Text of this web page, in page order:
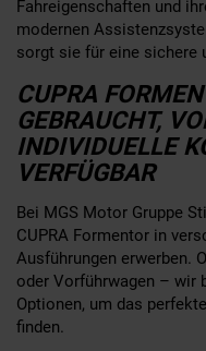
Fahreigenschaften und
modernen
sorgt sie für eine sichere
CUPRA
GEBRAUCHT,
INDIVIDUELLE
VERFÜGBAR
Bei MGS Motor Gruppe
CUPRA Formentor in
Ausführungen erwerben.
oder Vorführwagen – wir
Optionen, um das
finden.